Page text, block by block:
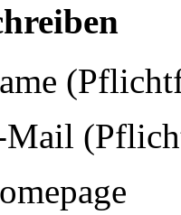
Mail